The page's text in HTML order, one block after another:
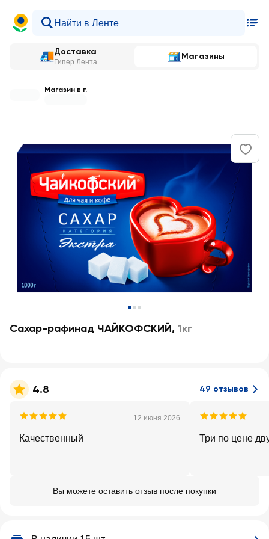
Доставка
Гипер Лента
Магазины
Магазин в г.
Сахар-рафинад ЧАЙКОФСКИЙ, 1кг
4.8 49 отзывов
12 июня 2026
Качественный Три по цене
Вы можете оставить отзыв после покупки